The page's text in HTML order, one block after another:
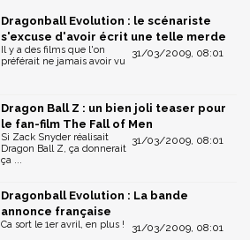
Dragonball Evolution : le scénariste
s'excuse d'avoir écrit une telle merde
31/03/2009, 08:01
Il y a des films que l'on
préférait ne jamais avoir vu
Dragon Ball Z : un bien joli teaser pour
le fan-film The Fall of Men
31/03/2009, 08:01
Si Zack Snyder réalisait
Dragon Ball Z, ça donnerait
ça ...
Dragonball Evolution : La bande
annonce française
31/03/2009, 08:01
Ca sort le 1er avril, en plus !